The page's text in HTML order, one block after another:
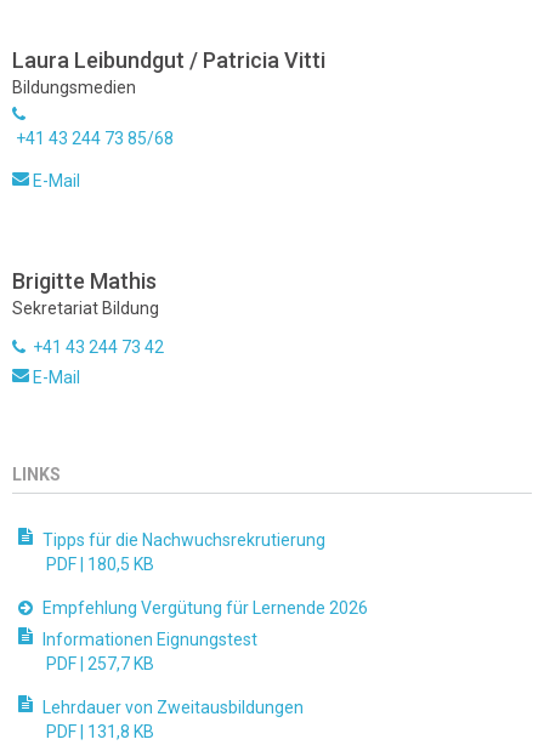
Laura Leibundgut / Patricia Vitti
Bildungsmedien
+41 43 244 73 85/68
E-Mail
Brigitte Mathis
Sekretariat Bildung
+41 43 244 73 42
E-Mail
LINKS
Tipps für die Nachwuchsrekrutierung
PDF | 180,5 KB
Empfehlung Vergütung für Lernende 2026
Informationen Eignungstest
PDF | 257,7 KB
Lehrdauer von Zweitausbildungen
PDF | 131,8 KB